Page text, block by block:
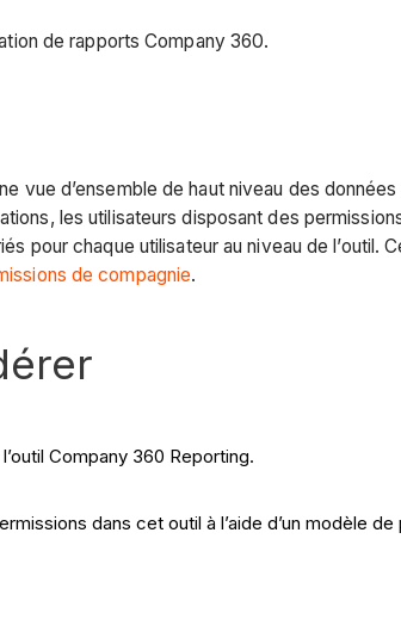
de rapports Company 360.
vue d’ensemble de haut niveau des
les utilisateurs disposant des
pour chaque utilisateur au niveau de
de compagnie.
Company 360 Reporting.
dans cet outil à l’aide d’un modèle de